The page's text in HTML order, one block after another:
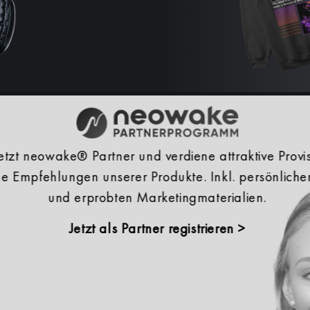
neowake® Partner und verdiene attraktive
Empfehlungen unserer Produkte. Inkl.
und erprobten Marketingmaterialien.
Jetzt als Partner registrieren >